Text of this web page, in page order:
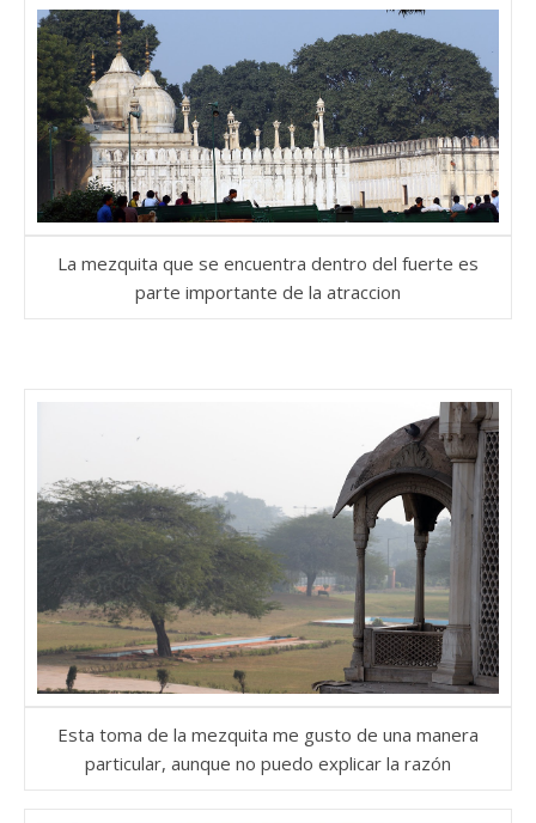
La mezquita que se encuentra dentro del fuerte es
parte importante de la atraccion
Esta toma de la mezquita me gusto de una manera
particular, aunque no puedo explicar la razón